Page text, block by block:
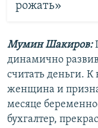
рожать»
Мумин Шакиров:
динамично
считать деньги. К
женщина и
месяце
бухгалтер,